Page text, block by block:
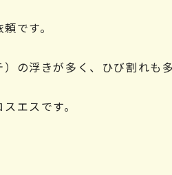
です。
の浮きが多く、ひび割れも
エスです。